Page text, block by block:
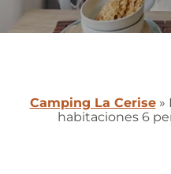
Camping La Cerise»
habitaciones 6